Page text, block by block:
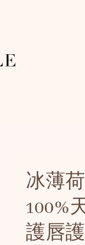
冰薄
100%
護唇